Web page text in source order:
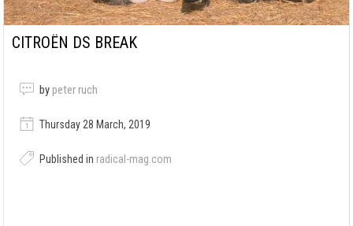
CITROËN DS BREAK
by peter ruch
Thursday 28 March, 2019
Published in radical-mag.com